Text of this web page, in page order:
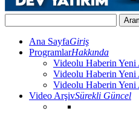
Ana SayfaGiriş
ProgramlarHakkında
Videolu Haberin
Videolu Haberin
Videolu Haberin
Video ArşivSürekli Güncel